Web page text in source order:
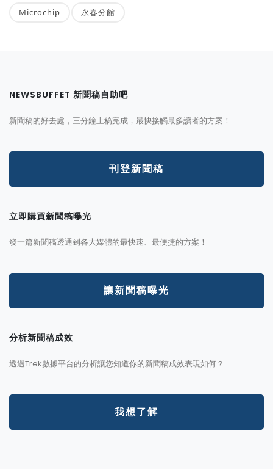
Microchip 永春分館
NEWSBUFFET 新聞稿自助吧
新聞稿的好去處，三分鐘上稿完成，最快接觸最多讀者的方案！
刊登新聞稿
立即購買新聞稿曝光
發一篇新聞稿透通到各大媒體的最快速、最便捷的方案！
讓新聞稿曝光
分析新聞稿成效
透過Trek數據平台的分析讓您知道你的新聞稿成效表現如何？
我想了解